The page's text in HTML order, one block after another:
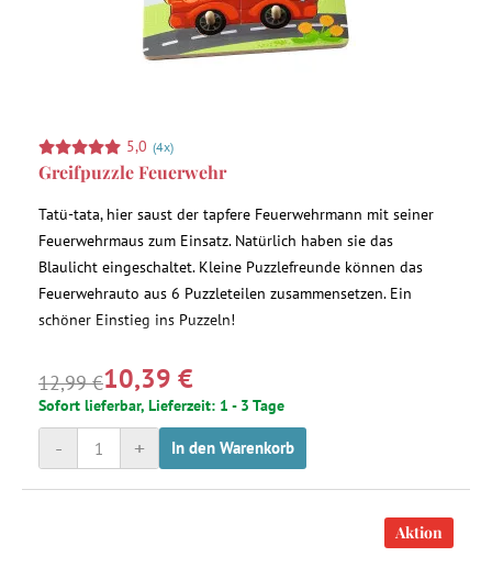
5,0 (4x)
Greifpuzzle Feuerwehr
Tatü-tata, hier saust der tapfere Feuerwehrmann mit seiner
Feuerwehrmaus zum Einsatz. Natürlich haben sie das
Blaulicht eingeschaltet. Kleine Puzzlefreunde können das
Feuerwehrauto aus 6 Puzzleteilen zusammensetzen. Ein
schöner Einstieg ins Puzzeln!
12,99 €10,39 €
Sofort lieferbar, Lieferzeit: 1 - 3 Tage
+
- In den Warenkorb
Aktion